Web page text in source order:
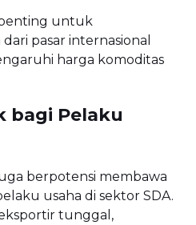
untuk
pasar internasional
harga komoditas
bagi Pelaku
berpotensi membawa
usaha di sektor SDA.
tunggal,